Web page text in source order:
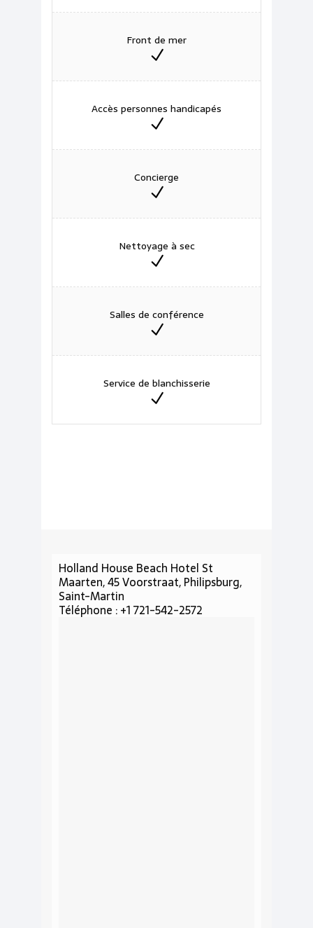
Front de mer
Accès personnes handicapés
Concierge
Nettoyage à sec
Salles de conférence
Service de blanchisserie
Holland House Beach Hotel St
Maarten, 45 Voorstraat, Philipsburg,
Saint-Martin
Téléphone : +1 721-542-2572